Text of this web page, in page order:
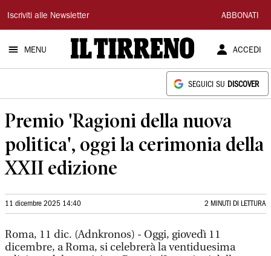
Il
Tirreno
Iscriviti alle Newsletter ABBONATI
MENU ACCEDI
SEGUICI SU DISCOVER
Premio 'Ragioni della nuova
politica', oggi la cerimonia della
XXII edizione
11 dicembre 2025 14:40 2 MINUTI DI LETTURA
Roma, 11 dic. (Adnkronos) - Oggi, giovedì 11
dicembre, a Roma, si celebrerà la ventiduesima